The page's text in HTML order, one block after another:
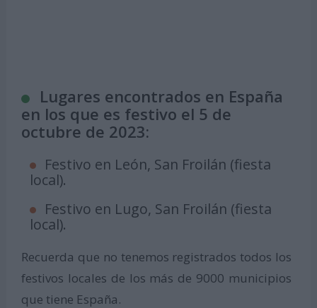
Lugares encontrados en España
en los que es festivo el 5 de
octubre de 2023:
Festivo en León, San Froilán (fiesta
local).
Festivo en Lugo, San Froilán (fiesta
local).
Recuerda que no tenemos registrados todos los
festivos locales de los más de 9000 municipios
que tiene España.